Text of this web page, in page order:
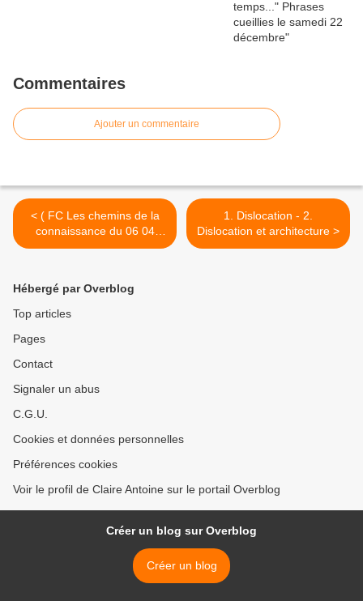
Commentaires
Ajouter un commentaire
< ( FC Les chemins de la
connaissance du 06 04
2012 avec Emmanuel
comprendre de quoi on
1. Dislocation - 2.
Dislocation et architecture >
Hébergé par Overblog
Top articles
Pages
Contact
Signaler un abus
C.G.U.
Cookies et données personnelles
Préférences cookies
Voir le profil de Claire Antoine sur le portail Overblog
Créer un blog sur Overblog
Créer un blog